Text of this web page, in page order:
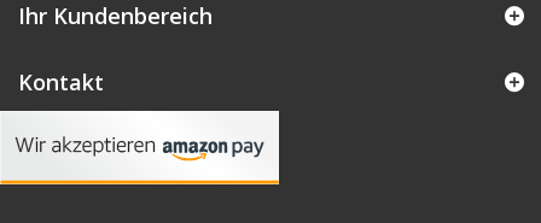
Ihr Kundenbereich
Kontakt